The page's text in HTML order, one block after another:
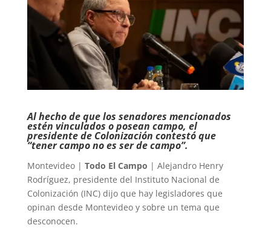
Al hecho de que los senadores mencionados
estén vinculados o posean campo, el
presidente de Colonización contestó que
“tener campo no es ser de campo”.
Montevideo | Todo El Campo | Alejandro Henry
Rodríguez, presidente del Instituto Nacional de
Colonización (INC) dijo que hay legisladores que
opinan desde Montevideo y sobre un tema que
desconocen.